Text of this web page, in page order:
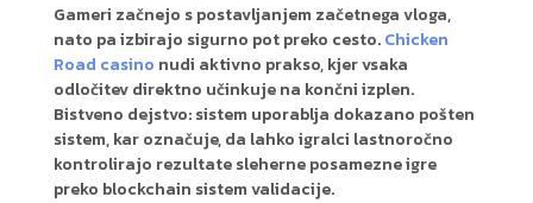
Gameri začnejo s postavljanjem začetnega vloga,
nato pa izbirajo sigurno pot preko cesto.Chicken
Road casino nudi aktivno prakso, kjer vsaka
odločitev direktno učinkuje na končni izplen.
Bistveno dejstvo: sistem uporablja dokazano pošten
sistem, kar označuje, da lahko igralci lastnoročno
kontrolirajo rezultate sleherne posamezne igre
preko blockchain sistem validacije.